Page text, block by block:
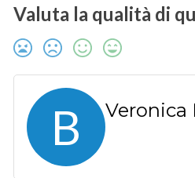
Valuta la qualità di
B Veronica